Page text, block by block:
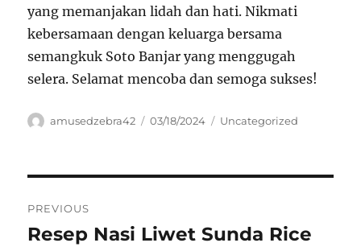
yang memanjakan lidah dan hati. Nikmati
kebersamaan dengan keluarga bersama
semangkuk Soto Banjar yang menggugah
selera. Selamat mencoba dan semoga sukses!
Author
amusedzebra42
Posted
03/18/2024 Categories
Uncategorized
pos
PREVIOUS
Previous
Resep Nasi Liwet Sunda Rice